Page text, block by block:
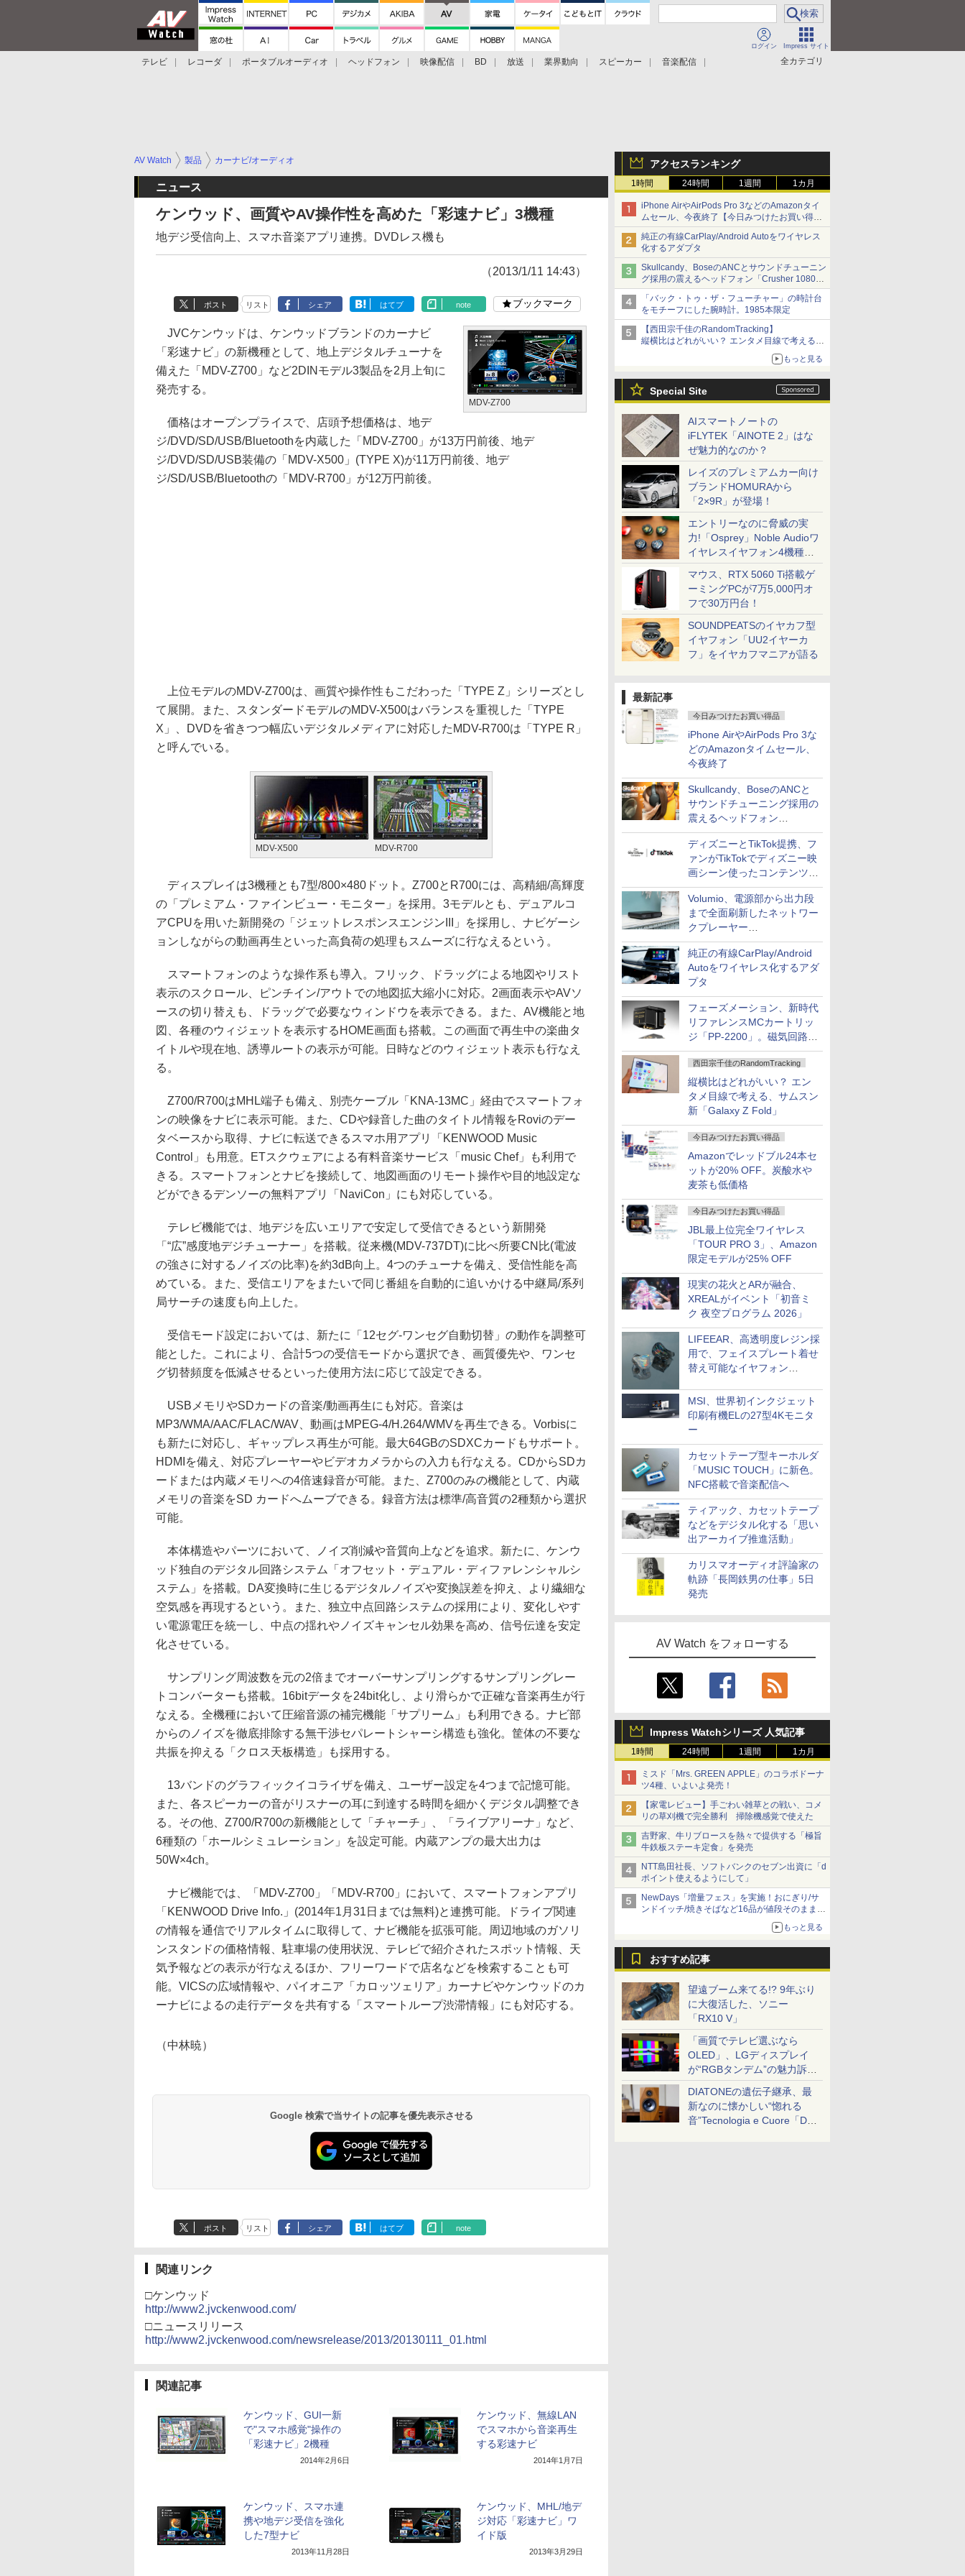
ログイン Impress サイト
全カテゴリ
テレビ レコーダ ポータブルオーディオ ヘッドフォン 映像配信 BD 放送 業界動向 スピーカー
音楽配信
アクセスランキング
1時間 24時間 1週間 1カ月
iPhone AirやAirPods Pro 3などのAmazonタイ
ムセール、今夜終了【今日みつけたお買い得
品】
純正の有線CarPlay/Android Autoをワイヤレス
化するアダプタ
Skullcandy、BoseのANCとサウンドチューニン
グ採用の震えるヘッドフォン「Crusher 1080
ANC」
「バック・トゥ・ザ・フューチャー」の時計台
をモチーフにした腕時計。1985本限定
【西田宗千佳のRandomTracking】
縦横比はどれがいい？ エンタメ目線で考える、
もっと見る
Special Site
AIスマートノートの
iFLYTEK「AINOTE 2」はな
ぜ魅力的なのか？
レイズのプレミアムカー向け
ブランドHOMURAから
「2×9R」が登場！
エントリーなのに脅威の実
力!「Osprey」Noble Audioワ
イヤレスイヤフォン4機種を
一気に聴く
マウス、RTX 5060 Ti搭載ゲ
ーミングPCが7万5,000円オ
フで30万円台！
SOUNDPEATSのイヤカフ型
イヤフォン「UU2イヤーカ
フ」をイヤカフマニアが語る
最新記事
今日みつけたお買い得品
iPhone AirやAirPods Pro 3な
どのAmazonタイムセール、
今夜終了
Skullcandy、BoseのANCと
サウンドチューニング採用の
震えるヘッドフォン
「Crusher 1080 ANC」
ディズニーとTikTok提携、フ
ァンがTikTokでディズニー映
画シーン使ったコンテンツ制
作、Disney+にも配信
Volumio、電源部から出力段
まで全面刷新したネットワー
クプレーヤー
「Primo（2026）」
純正の有線CarPlay/Android
Autoをワイヤレス化するアダ
プタ
フェーズメーション、新時代
リファレンスMCカートリッ
ジ「PP-2200」。磁気回路や
ハウジングを根本から見直し
西田宗千佳のRandomTracking
縦横比はどれがいい？ エン
タメ目線で考える、サムスン
新「Galaxy Z Fold」
今日みつけたお買い得品
Amazonでレッドブル24本セ
ットが20% OFF。炭酸水や
麦茶も低価格
今日みつけたお買い得品
JBL最上位完全ワイヤレス
「TOUR PRO 3」、Amazon
限定モデルが25% OFF
現実の花火とARが融合、
XREALがイベント「初音ミ
ク 夜空プログラム 2026」
LIFEEAR、高透明度レジン採
用で、フェイスプレート着せ
替え可能なイヤフォン
MSI、世界初インクジェット
印刷有機ELの27型4Kモニタ
ー
カセットテープ型キーホルダ
「MUSIC TOUCH」に新色。
NFC搭載で音楽配信へ
ティアック、カセットテープ
などをデジタル化する「思い
出アーカイブ推進活動」
カリスマオーディオ評論家の
軌跡「長岡鉄男の仕事」5日
発売
AV Watch をフォローする
Impress Watchシリーズ 人気記事
1時間 24時間 1週間 1カ月
ミスド「Mrs. GREEN APPLE」のコラボドーナ
ツ4種、いよいよ発売！
【家電レビュー】手ごわい雑草との戦い、コメ
リの草刈機で完全勝利 掃除機感覚で使えた
吉野家、牛リブロースを熱々で提供する「極旨
牛鉄板ステーキ定食」を発売
NTT島田社長、ソフトバンクのセブン出資に「d
ポイント使えるようにして」
NewDays「増量フェス」を実施！おにぎり/サ
ンドイッチ/焼きそばなど16品が値段そのままで
もっと見る
おすすめ記事
望遠ブーム来てる!? 9年ぶり
に大復活した、ソニー
「RX10 V」
「画質でテレビ選ぶなら
OLED」、LGディスプレイ
が“RGBタンデム”の魅力訴
求。液晶とのガチ比較も
DIATONEの遺伝子継承、最
新なのに懐かしい“惚れる
音”Tecnologia e Cuore「DS-
AV Watch 製品 カーナビ/オーディオ
ニュース
ケンウッド、画質やAV操作性を高めた「彩速ナビ」3機種
地デジ受信向上、スマホ音楽アプリ連携。DVDレス機も
（2013/1/11 14:43）
ポスト リスト シェア はてブ note ブックマーク
MDV-Z700
JVCケンウッドは、ケンウッドブランドのカーナビ
「彩速ナビ」の新機種として、地上デジタルチューナを
備えた「MDV-Z700」など2DINモデル3製品を2月上旬に
発売する。
価格はオープンプライスで、店頭予想価格は、地デ
ジ/DVD/SD/USB/Bluetoothを内蔵した「MDV-Z700」が13万円前後、地デ
ジ/DVD/SD/USB装備の「MDV-X500」(TYPE X)が11万円前後、地デ
ジ/SD/USB/Bluetoothの「MDV-R700」が12万円前後。
上位モデルのMDV-Z700は、画質や操作性もこだわった「TYPE Z」シリーズとし
て展開。また、スタンダードモデルのMDV-X500はバランスを重視した「TYPE
X」、DVDを省きつつ幅広いデジタルメディアに対応したMDV-R700は「TYPE R」
と呼んでいる。
MDV-X500 MDV-R700
ディスプレイは3機種とも7型/800×480ドット。Z700とR700には、高精細/高輝度
の「プレミアム・ファインビュー・モニター」を採用。3モデルとも、デュアルコ
アCPUを用いた新開発の「ジェットレスポンスエンジンIII」を採用し、ナビゲーシ
ョンしながらの動画再生といった高負荷の処理もスムーズに行なえるという。
スマートフォンのような操作系も導入。フリック、ドラッグによる地図やリスト
表示のスクロール、ピンチイン/アウトでの地図拡大縮小に対応。2画面表示やAVソ
ースの切り替えも、ドラッグで必要なウィンドウを表示できる。また、AV機能と地
図、各種のウィジェットを表示するHOME画面も搭載。この画面で再生中の楽曲タ
イトルや現在地、誘導ルートの表示が可能。日時などのウィジェット表示も行なえ
る。
Z700/R700はMHL端子も備え、別売ケーブル「KNA-13MC」経由でスマートフォ
ンの映像をナビに表示可能。また、CDや録音した曲のタイトル情報をRoviのデー
タベースから取得、ナビに転送できるスマホ用アプリ「KENWOOD Music
Control」も用意。ETスクウェアによる有料音楽サービス「music Chef」も利用で
きる。スマートフォンとナビを接続して、地図画面のリモート操作や目的地設定な
どができるデンソーの無料アプリ「NaviCon」にも対応している。
テレビ機能では、地デジを広いエリアで安定して受信できるという新開発
「“広”感度地デジチューナー」を搭載。従来機(MDV-737DT)に比べ所要CN比(電波
の強さに対するノイズの比率)を約3dB向上。4つのチューナを備え、受信性能を高
めている。また、受信エリアをまたいで同じ番組を自動的に追いかける中継局/系列
局サーチの速度も向上した。
受信モード設定においては、新たに「12セグ-ワンセグ自動切替」の動作を調整可
能とした。これにより、合計5つの受信モードから選択でき、画質優先や、ワンセ
グ切替頻度を低減させるといった使用方法に応じて設定できる。
USBメモリやSDカードの音楽/動画再生にも対応。音楽は
MP3/WMA/AAC/FLAC/WAV、動画はMPEG-4/H.264/WMVを再生できる。Vorbisに
も新たに対応し、ギャップレス再生が可能。最大64GBのSDXCカードもサポート。
HDMIを備え、対応プレーヤーやビデオカメラからの入力も行なえる。CDからSDカ
ードまたは内蔵メモリへの4倍速録音が可能。また、Z700のみの機能として、内蔵
メモリの音楽をSD カードへムーブできる。録音方法は標準/高音質の2種類から選択
可能。
本体構造やパーツにおいて、ノイズ削減や音質向上などを追求。新たに、ケンウ
ッド独自のデジタル回路システム「オフセット・デュアル・ディファレンシャルシ
ステム」を搭載。DA変換時に生じるデジタルノイズや変換誤差を抑え、より繊細な
空気感を再現するという。また、独立中点回路システムの採用により、変化しやす
い電源電圧を統一し、中点の揺れやノイズキャンセル効果を高め、信号伝達を安定
化させている。
サンプリング周波数を元の2倍までオーバーサンプリングするサンプリングレー
トコンバーターも搭載。16bitデータを24bit化し、より滑らかで正確な音楽再生が行
なえる。全機種において圧縮音源の補完機能「サプリーム」も利用できる。ナビ部
からのノイズを徹底排除する無干渉セパレートシャーシ構造も強化。筐体の不要な
共振を抑える「クロス天板構造」も採用する。
13バンドのグラフィックイコライザを備え、ユーザー設定を4つまで記憶可能。
また、各スピーカーの音がリスナーの耳に到達する時間を細かくデジタル調整でき
る。その他、Z700/R700の新機能として「チャーチ」、「ライブアリーナ」など、
6種類の「ホールシミュレーション」を設定可能。内蔵アンプの最大出力は
50W×4ch。
ナビ機能では、「MDV-Z700」「MDV-R700」において、スマートフォンアプリ
「KENWOOD Drive Info.」(2014年1月31日までは無料)と連携可能。ドライブ関連
の情報を通信でリアルタイムに取得して、ナビ機能を拡張可能。周辺地域のガソリ
ンスタンドの価格情報、駐車場の使用状況、テレビで紹介されたスポット情報、天
気予報などの表示が行なえるほか、フリーワードで店名などを検索することも可
能。VICSの広域情報や、パイオニア「カロッツェリア」カーナビやケンウッドのカ
ーナビによるの走行データを共有する「スマートループ渋滞情報」にも対応する。
（中林暁）
Google 検索で当サイトの記事を優先表示させる
ポスト リスト シェア はてブ note
関連リンク
□ケンウッド
http://www2.jvckenwood.com/
□ニュースリリース
http://www2.jvckenwood.com/newsrelease/2013/20130111_01.html
関連記事
ケンウッド、GUI一新
で"スマホ感覚"操作の
「彩速ナビ」2機種
2014年2月6日
ケンウッド、無線LAN
でスマホから音楽再生
する彩速ナビ
2014年1月7日
ケンウッド、スマホ連
携や地デジ受信を強化
した7型ナビ
2013年11月28日
ケンウッド、MHL/地デ
ジ対応「彩速ナビ」ワ
イド版
2013年3月29日